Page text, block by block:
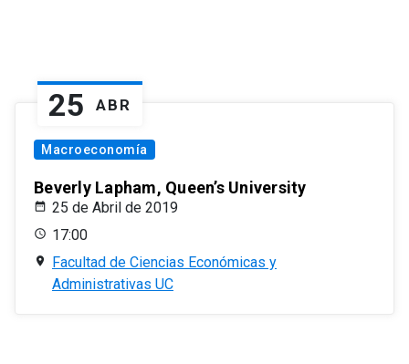
25 ABR
Macroeconomía
Beverly Lapham, Queen’s University
25 de Abril de 2019
17:00
Facultad de Ciencias Económicas y
Administrativas UC